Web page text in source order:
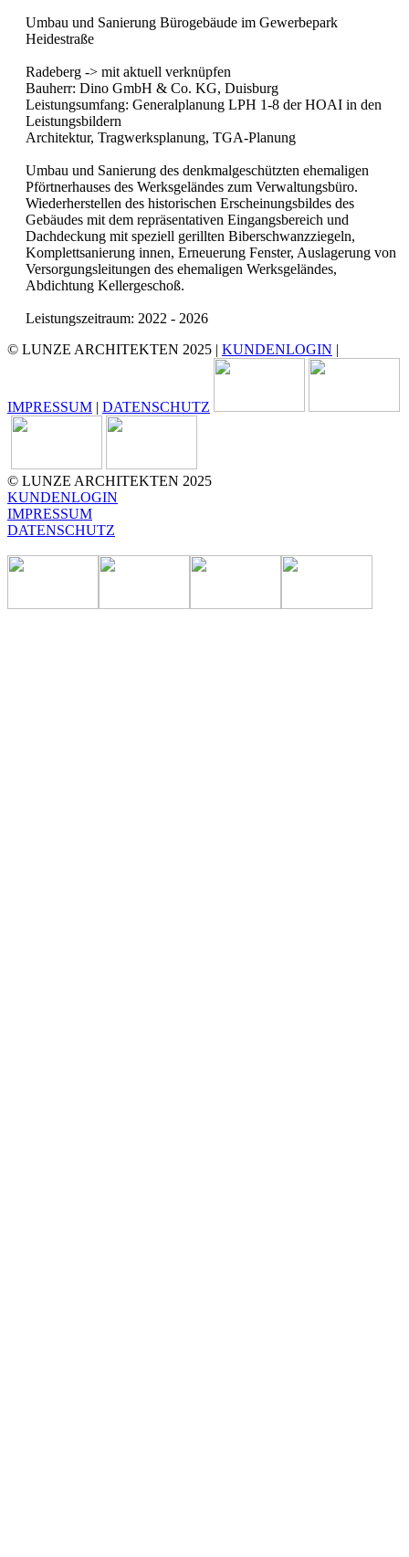
Umbau und Sanierung Bürogebäude im Gewerbepark
Heidestraße
Radeberg -> mit aktuell verknüpfen
Bauherr: Dino GmbH & Co. KG, Duisburg
Leistungsumfang: Generalplanung LPH 1-8 der HOAI in den
Leistungsbildern
Architektur, Tragwerksplanung, TGA-Planung
Umbau und Sanierung des denkmalgeschützten ehemaligen
Pförtnerhauses des Werksgeländes zum Verwaltungsbüro.
Wiederherstellen des historischen Erscheinungsbildes des
Gebäudes mit dem repräsentativen Eingangsbereich und
Dachdeckung mit speziell gerillten Biberschwanzziegeln,
Komplettsanierung innen, Erneuerung Fenster, Auslagerung von
Versorgungsleitungen des ehemaligen Werksgeländes,
Abdichtung Kellergeschoß.
Leistungszeitraum: 2022 - 2026
© LUNZE ARCHITEKTEN 2025 | KUNDENLOGIN |
IMPRESSUM | DATENSCHUTZ
© LUNZE ARCHITEKTEN 2025
KUNDENLOGIN
IMPRESSUM
DATENSCHUTZ